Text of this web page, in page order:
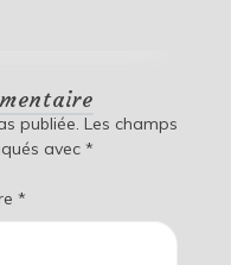
publiée. Les champs
avec *
*